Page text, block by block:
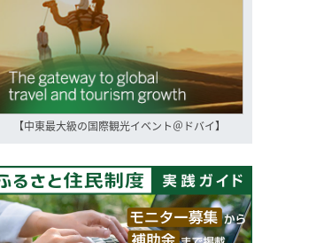
【中東最大級の国際観光イベント＠ドバイ】